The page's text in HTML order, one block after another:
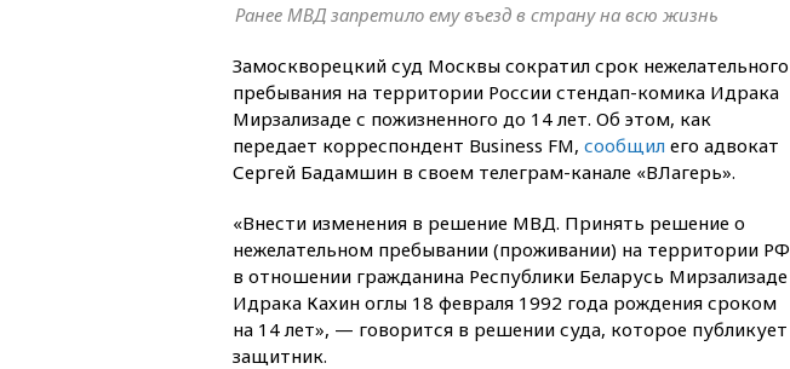
Ранее МВД запретило ему въезд в страну на всю жизнь
Замоскворецкий суд Москвы сократил срок нежелательного
пребывания на территории России стендап-комика Идрака
Мирзализаде с пожизненного до 14 лет. Об этом, как
передает корреспондент Business FM, сообщил его адвокат
Сергей Бадамшин в своем телеграм-канале «ВЛагерь».
«Внести изменения в решение МВД. Принять решение о
нежелательном пребывании (проживании) на территории РФ
в отношении гражданина Республики Беларусь Мирзализаде
Идрака Кахин оглы 18 февраля 1992 года рождения сроком
на 14 лет», — говорится в решении суда, которое публикует
защитник.